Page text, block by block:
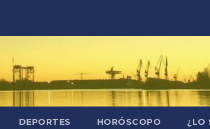
DEPORTES HORÓSCOPO ¿LO